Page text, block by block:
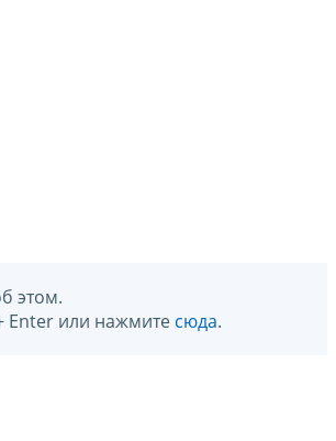
этом.
Enter или нажмите сюда.